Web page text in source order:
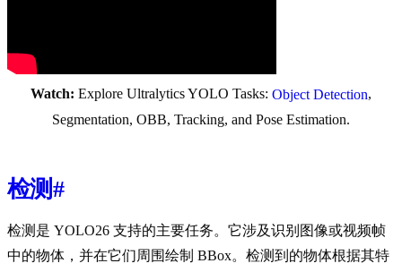
Watch: Explore Ultralytics YOLO Tasks: Object Detection,
Segmentation, OBB, Tracking, and Pose Estimation.
检测#
检测是 YOLO26 支持的主要任务。它涉及识别图像或视频帧
中的物体，并在它们周围绘制 BBox。检测到的物体根据其特